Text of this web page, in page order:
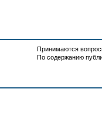
Принимаются
По содержанию